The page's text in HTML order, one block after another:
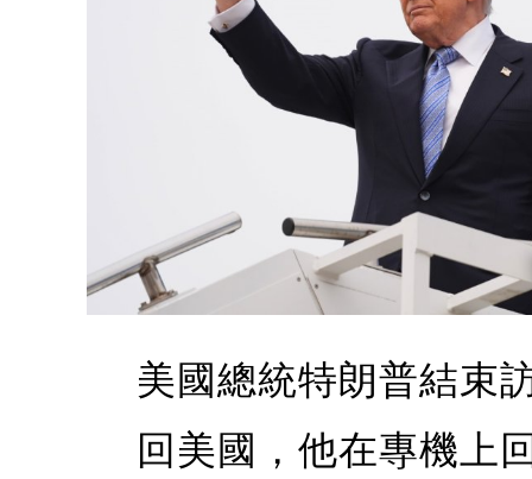
美國總統特朗普結束
回美國，他在專機上